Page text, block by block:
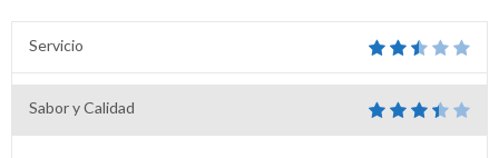
Servicio
Sabor y Calidad